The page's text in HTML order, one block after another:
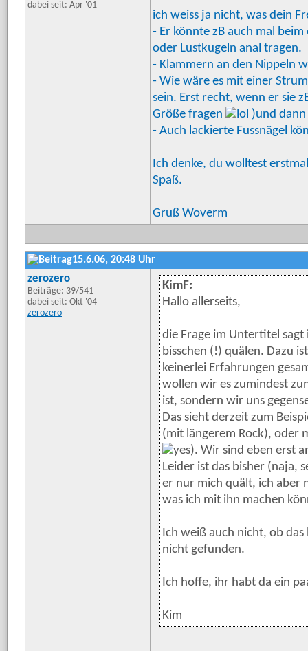
dabei seit: Apr '01
ich weiss ja nicht, was dein
- Er könnte zB auch mal
oder Lustkugeln anal tragen.
- Klammern an den Nippeln
- Wie wäre es mit einer
sein. Erst recht, wenn er sie
Größe fragen
)und
- Auch lackierte Fussnägel
Ich denke, du wolltest
Spaß.
Gruß Woverm
15.6.06, 20:48 Uhr
zerozero
Beiträge: 39/541
dabei seit: Okt '04
zerozero
KimF:
Hallo allerseits,
die Frage im Untertitel sagt
bisschen (!) quälen. Dazu
keinerlei Erfahrungen
wollen wir es zumindest
ist, sondern wir uns
Das sieht derzeit zum
(mit längerem Rock), oder
). Wir sind eben erst
Leider ist das bisher (naja,
er nur mich quält, ich aber
was ich mit ihn machen
Ich weiß auch nicht, ob
nicht gefunden.
Ich hoffe, ihr habt da ein
Kim